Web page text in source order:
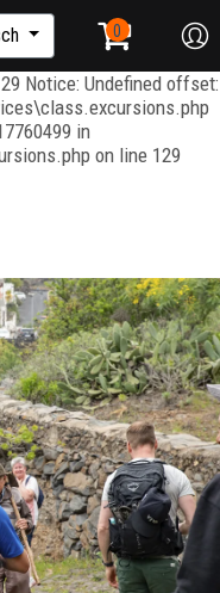
on line 415 Notice:
Notice: Undefined offset:
in
on line 129